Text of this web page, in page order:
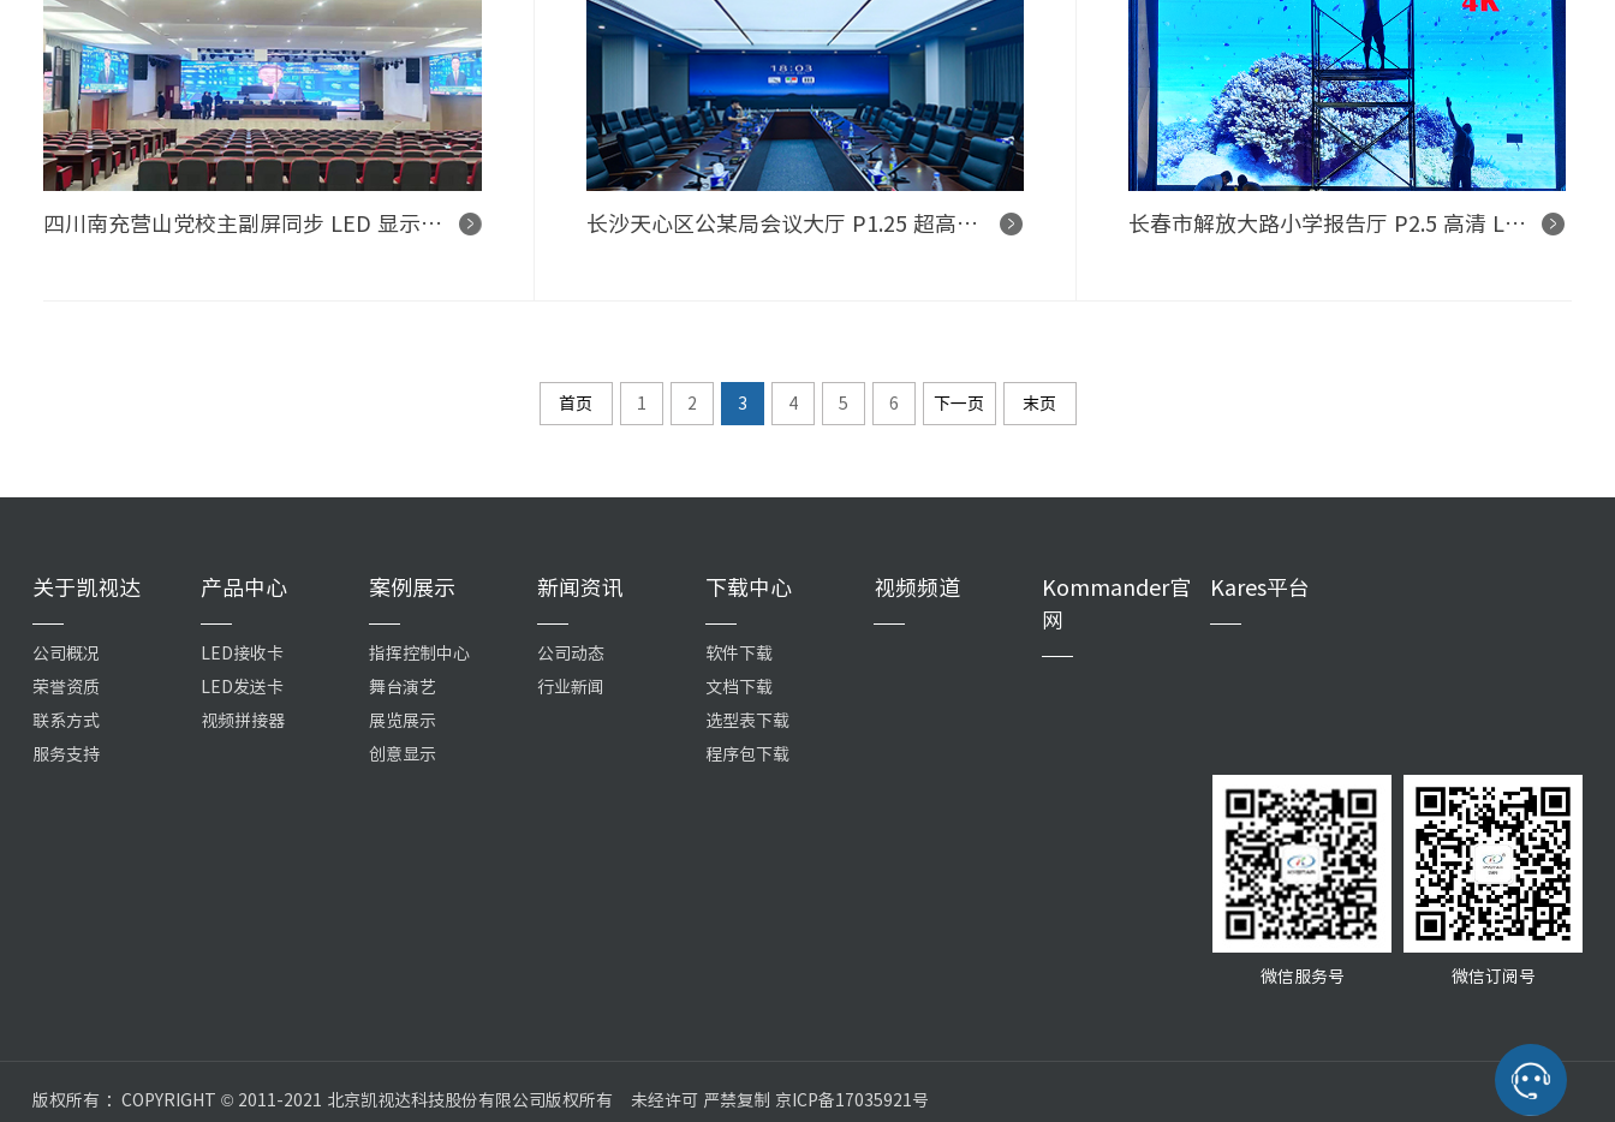
四川南充营山党校主副屏同步 LED 显示屏控制系统项目 长沙天心区公某局会议大厅 P1.25 超高清多画面 LED 显示屏控制系统项目 长春市解放大路小学报告厅 P2.5 高清 LED 显示屏控制系统项目
首页 1 2 3 4 5 6 下一页 末页
关于凯视达
公司概况
荣誉资质
联系方式
服务支持
产品中心
LED接收卡
LED发送卡
视频拼接器
案例展示
指挥控制中心
舞台演艺
展览展示
创意显示
新闻资讯
公司动态
行业新闻
下载中心
软件下载
文档下载
选型表下载
程序包下载
视频频道
Kommander官
网
Kares平台
微信服务号 微信订阅号
版权所有 ：COPYRIGHT © 2011-2021 北京凯视达科技股份有限公司版权所有 未经许可 严禁复制 京ICP备17035921号